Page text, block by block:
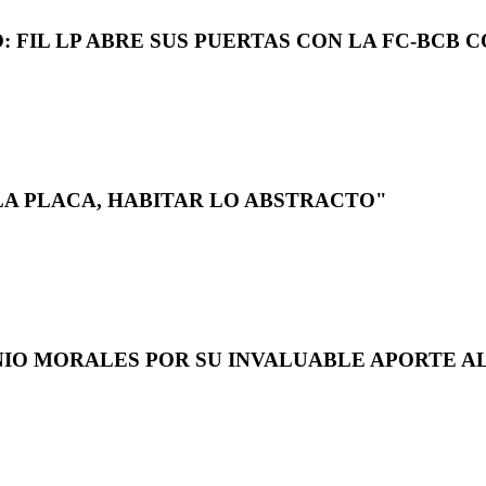
LP ABRE SUS PUERTAS CON LA FC-BCB
PLACA, HABITAR LO ABSTRACTO"
MORALES POR SU INVALUABLE APORTE